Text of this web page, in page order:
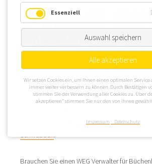
Büchenbach ist eine Gemeinde des
Büchenbach am Nordrand befindet.
tätigen WEG Verwaltung auch die zusätzliche
Schwabach.
Brauchen Sie einen WEG Verwalter für
Essenziell
Auswahl speichern
Alle akzeptieren
Wir setzen Cookies ein, um Ihnen einen optimalen
immer weiter verbessern zu können. Durch Bestätigen
stimmen Sie der Verwendung aller Cookies zu. Über
akzeptieren” stimmen Sie nur den von Ihnen
Impressum Datenschutz